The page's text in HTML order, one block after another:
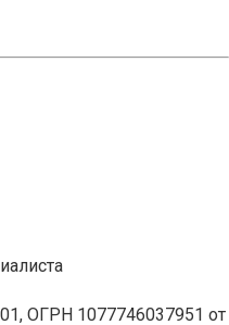
ОГРН 1077746037951 от